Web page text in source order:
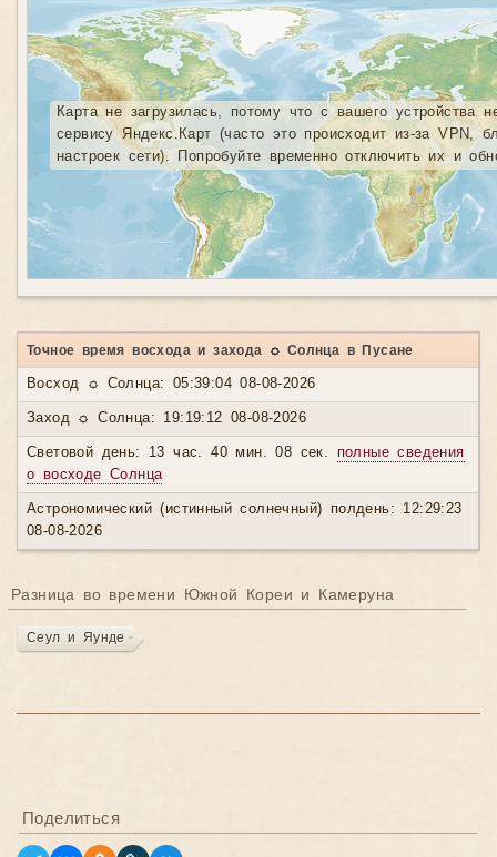
Карта не загрузилась, потому что с вашего устройства
сервису Яндекс.Карт (часто это происходит из-за VPN,
настроек сети). Попробуйте временно отключить их и
Точное время восхода и захода ☼ Солнца в Пусане
Восход ☼ Солнца: 05:39:04 08-08-2026
Заход ☼ Солнца: 19:19:12 08-08-2026
Световой день: 13 час. 40 мин. 08 сек. полные сведения
о восходе Солнца
Астрономический (истинный солнечный) полдень: 12:29:23
08-08-2026
Разница во времени Южной Кореи и Камеруна
Сеул и Яунде
Поделиться